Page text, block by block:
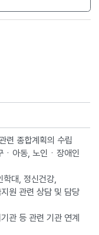
련 종합계획의 수립
ㆍ아동, 노인ㆍ장애인
대, 정신건강,
원 관련 상담 및 담당
관 등 관련 기관 연계